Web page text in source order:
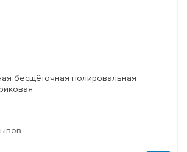
бесщёточная полировальная